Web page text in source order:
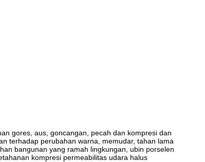
gores, aus, goncangan, pecah dan kompresi dan
terhadap perubahan warna, memudar, tahan lama
bangunan yang ramah lingkungan, ubin porselen
kompresi permeabilitas udara halus